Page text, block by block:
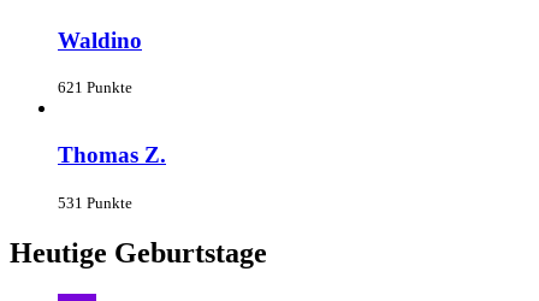
Waldino
621 Punkte
Thomas Z.
531 Punkte
Heutige Geburtstage